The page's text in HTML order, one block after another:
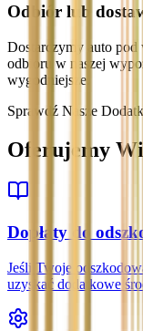
Odbiór lub
Dostarczymy auto pod
odbioru w naszej
wygodniejsze.
Sprawdź Nasze
Oferujemy
Dopłaty do
Jeśli Twoje
uzyskać dodatkowe